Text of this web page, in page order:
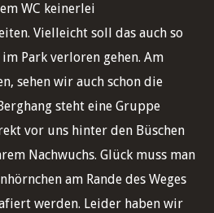
WC keinerlei
Vielleicht soll das auch so
Park verloren gehen. Am
sehen wir auch schon die
steht eine Gruppe
vor uns hinter den Büschen
Nachwuchs. Glück muss man
am Rande des Weges
werden. Leider haben wir